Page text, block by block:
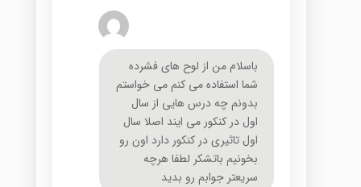
باسلام من از لوح هاي فشرده
شما استفاده مي كنم مي خواستم
بدونم چه درس هايي از سال
اول در كنكور مي ايند اصلا سال
اول تاثيري در كنكور دارد اون رو
بخونيم باتشكر لطفا هرچه
سريعتر جوابم رو بديد